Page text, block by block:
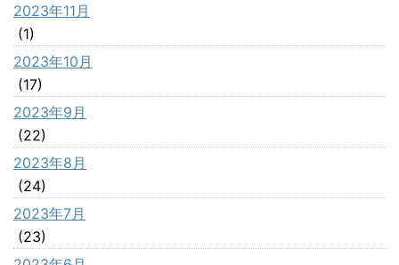
2023年11月
(1)
2023年10月
(17)
2023年9月
(22)
2023年8月
(24)
2023年7月
(23)